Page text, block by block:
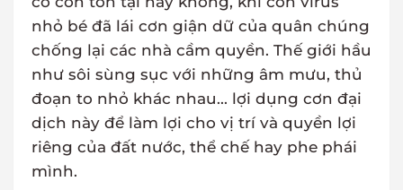
nhỏ bé đã lái cơn giận dữ của quân chúng
chống lại các nhà cầm quyền. Thế giới hầu
như sôi sùng sục với những âm mưu, thủ
đoạn to nhỏ khác nhau... lợi dụng cơn đại
dịch này để làm lợi cho vị trí và quyền lợi
riêng của đất nước, thể chế hay phe phái
mình.